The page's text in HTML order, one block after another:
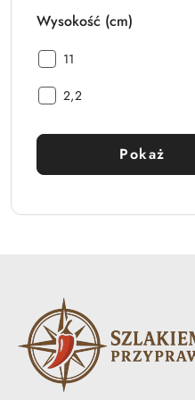
Wysokość (cm)
Wysokość
11
Wysokość
2,2
Pokaż